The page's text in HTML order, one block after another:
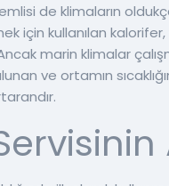
de klimaların
için kullanılan
marin klimalar
ve ortamın